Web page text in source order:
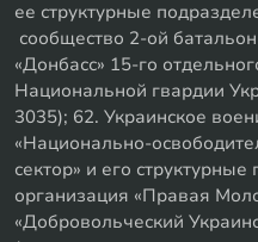
ее структурные
сообщество 2-ой
«Донбасс» 15-го
Национальной гвардии
3035); 62. Украинское
«Национально-
сектор» и его
организация «Правая
«Добровольческий